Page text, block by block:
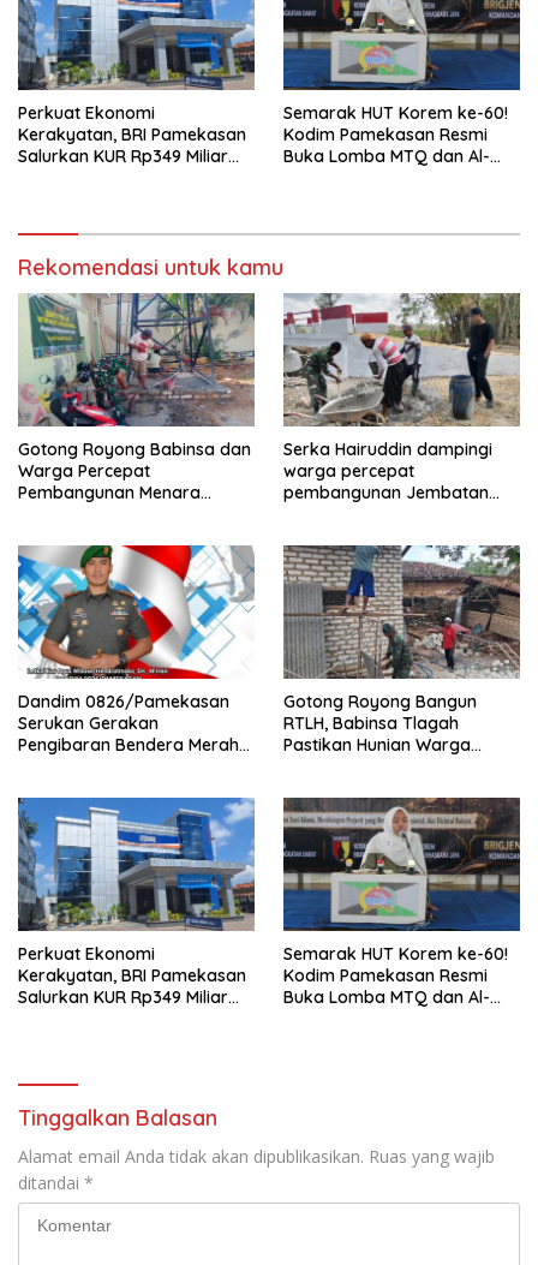
Perkuat Ekonomi
Kerakyatan, BRI Pamekasan
Salurkan KUR Rp349 Miliar
Semarak HUT Korem ke-60!
Kodim Pamekasan Resmi
Buka Lomba MTQ dan Al-
Rekomendasi untuk kamu
Gotong Royong Babinsa dan
Warga Percepat
Pembangunan Menara
Serka Hairuddin dampingi
warga percepat
pembangunan Jembatan
Dandim 0826/Pamekasan
Serukan Gerakan
Pengibaran Bendera Merah
Gotong Royong Bangun
RTLH, Babinsa Tlagah
Pastikan Hunian Warga
Perkuat Ekonomi
Kerakyatan, BRI Pamekasan
Salurkan KUR Rp349 Miliar
Semarak HUT Korem ke-60!
Kodim Pamekasan Resmi
Buka Lomba MTQ dan Al-
Tinggalkan Balasan
Alamat email Anda tidak akan dipublikasikan. Ruas yang wajib
ditandai *